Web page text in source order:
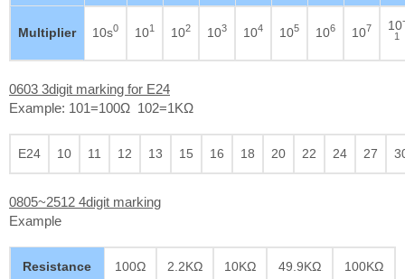
Multiplier 10s0 101 102 103 104 105 106 107 10-
1
0603 3digit marking for E24
Example: 101=100Ω 102=1KΩ
E24 10 11 12 13 15 16 18 20 22 24 27
0805~2512 4digit marking
Example
Resistance 100Ω 2.2KΩ 10KΩ 49.9KΩ 100KΩ